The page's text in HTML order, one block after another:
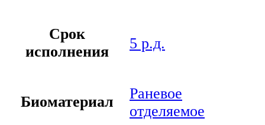
Срок
исполнения
5 р.д.
Биоматериал
Раневое
отделяемое